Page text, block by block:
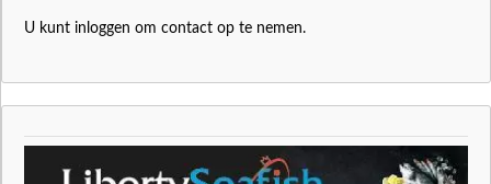
U kunt inloggen om contact op te nemen.